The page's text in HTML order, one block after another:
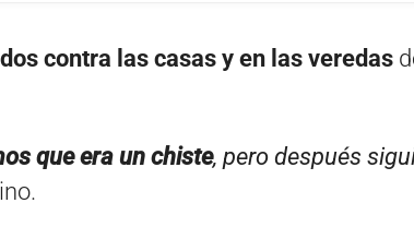
contra las casas y en las veredas
que era un chiste, pero después